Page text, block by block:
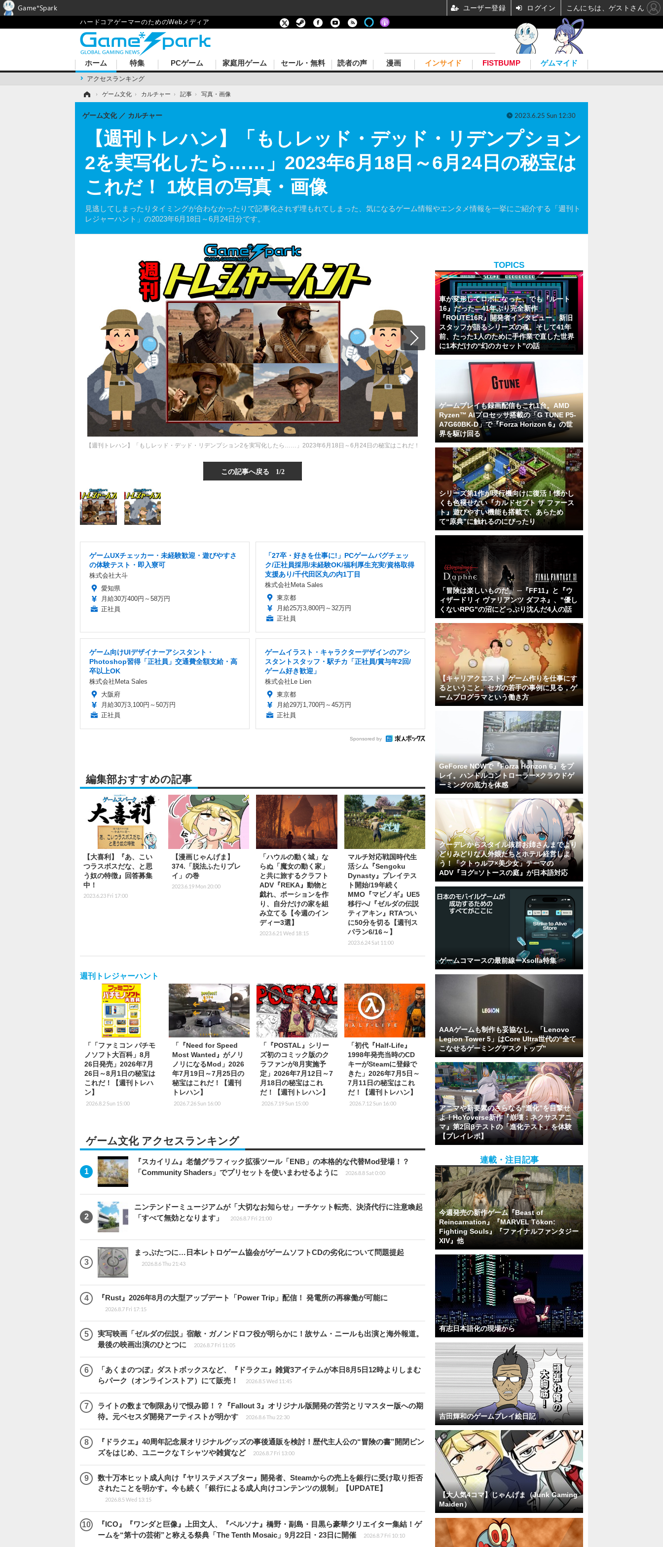
ハードコアゲーマーのためのWebメディア
ホーム
アクセスランキング
特集 PCゲーム 家庭用ゲーム セール・無料 読者の声 漫画 インサイド FISTBUMP ゲムマイド
› ゲーム文化 › カルチャー › 記事 › 写真・画像
【週刊トレハン】「もしレッド・デッド・リデンプション
2を実写化したら……」2023年6月18日～6月24日の秘宝は
これだ！ 1枚目の写真・画像
見逃してしまったりタイミングが合わなかったりで記事化されず埋もれてしまった、気になるゲーム情報やエンタメ情報を一挙にご紹介する「週刊ト
レジャーハント」の2023年6月18日～6月24日分です。
ゲーム文化 カルチャー 2023.6.25 Sun 12:30
【週刊トレハン】「もしレッド・デッド・リデンプション2を実写化したら……」2023年6月18日～6月24日の秘宝はこれだ！
この記事へ戻る 1/2
ゲームUXチェッカー・未経験歓迎・遊びやすさ
の体験テスト・即入寮可
株式会社大斗
愛知県
月給30万400円～58万円
正社員
「27卒・好きを仕事に!」PCゲームバグチェッ
ク/正社員採用/未経験OK/福利厚生充実/資格取得
支援あり/千代田区丸の内1丁目
株式会社Meta Sales
東京都
月給25万3,800円～32万円
正社員
ゲーム向けUIデザイナーアシスタント・
Photoshop習得「正社員」交通費全額支給・高
卒以上OK
株式会社Meta Sales
大阪府
月給30万3,100円～50万円
正社員
ゲームイラスト・キャラクターデザインのアシ
スタントスタッフ・駅チカ「正社員/賞与年2回/
ゲーム好き歓迎」
株式会社Le Lien
東京都
月給29万1,700円～45万円
正社員
Sponsored by
編集部おすすめの記事
【大喜利】『あ、こい
つラスボスだな、と思
う奴の特徴』回答募集
中！
2023.6.23 Fri 17:00
【漫画じゃんげま】
374.「脱法ふたりプレ
イ」の巻
2023.6.19 Mon 20:00
「ハウルの動く城」な
らぬ「魔女の動く家」
と共に旅するクラフト
ADV『REKA』動物と
戯れ、ポーションを作
り、自分だけの家を組
み立てる【今週のイン
ディー3選】
2023.6.21 Wed 18:15
マルチ対応戦国時代生
活シム『Sengoku
Dynasty』プレイテス
ト開始/19年続く
MMO『マビノギ』UE5
移行へ/『ゼルダの伝説
ティアキン』RTAつい
に50分を切る【週刊ス
パラン6/16～】
2023.6.24 Sat 11:00
週刊トレジャーハント
「「ファミコン パチモ
ノソフト大百科」8月
26日発売」2026年7月
26日～8月1日の秘宝は
これだ！【週刊トレハ
ン】
2026.8.2 Sun 15:00
「『Need for Speed
Most Wanted』がノリ
ノリになるMod」2026
年7月19日～7月25日の
秘宝はこれだ！【週刊
トレハン】
2026.7.26 Sun 16:00
「『POSTAL』シリー
ズ初のコミック版のク
ラファンが8月実施予
定」2026年7月12日～7
月18日の秘宝はこれ
だ！【週刊トレハン】
2026.7.19 Sun 15:00
「初代『Half-Life』
1998年発売当時のCD
キーがSteamに登録で
きた」2026年7月5日～
7月11日の秘宝はこれ
だ！【週刊トレハン】
2026.7.12 Sun 16:00
ゲーム文化 アクセスランキング
『スカイリム』老舗グラフィック拡張ツール「ENB」の本格的な代替Mod登場！？
「Community Shaders」でプリセットを使いまわせるように
2026.8.8 Sat 0:00
ニンテンドーミュージアムが「大切なお知らせ」ーチケット転売、決済代行に注意喚起
「すべて無効となります」
2026.8.7 Fri 21:00
まっぷたつに…日本レトロゲーム協会がゲームソフトCDの劣化について問題提起
2026.8.6 Thu 21:43
『Rust』2026年8月の大型アップデート「Power Trip」配信！ 発電所の再稼働が可能に
2026.8.7 Fri 17:15
実写映画「ゼルダの伝説」宿敵・ガノンドロフ役が明らかに！故サム・ニールも出演と海外報道。
最後の映画出演のひとつに
2026.8.7 Fri 11:05
「あくまのつぼ」ダストボックスなど、『ドラクエ』雑貨3アイテムが本日8月5日12時よりしまむ
らパーク（オンラインストア）にて販売！
2026.8.5 Wed 11:45
ライトの数まで制限ありで恨み節！？『Fallout 3』オリジナル版開発の苦労とリマスター版への期
待。元ベセスダ開発アーティストが明かす
2026.8.6 Thu 22:30
『ドラクエ』40周年記念展オリジナルグッズの事後通販を検討！歴代主人公の“冒険の書”開閉ピン
ズをはじめ、ユニークなＴシャツや雑貨など
2026.8.7 Fri 13:00
数十万本ヒット成人向け『ヤリステメスブター』開発者、Steamからの売上を銀行に受け取り拒否
されたことを明かす。今も続く「銀行による成人向けコンテンツの規制」【UPDATE】
2026.8.5 Wed 13:15
『ICO』『ワンダと巨像』上田文人、『ペルソナ』橋野・副島・目黒ら豪華クリエイター集結！ゲ
ームを“第十の芸術”と称える祭典「The Tenth Mosaic」9月22日・23日に開催
2026.8.7 Fri 10:10
TOPICS
車が変形してロボになった、でも『ルート
16』だった―41年ぶり完全新作
『ROUTE16R』開発者インタビュー。新旧
スタッフが語るシリーズの魂。そして41年
前、たった1人のために手作業で直した世界
に1本だけの“幻のカセット”の話
ゲームプレイも録画配信もこれ1台。AMD
Ryzen™ AIプロセッサ搭載の「G TUNE P5-
A7G60BK-D」で『Forza Horizon 6』の世
界を駆け回る
シリーズ第1作が現行機向けに復活！懐かし
くも色褪せない『カルドセプト ザ ファース
ト』遊びやすい機能も搭載で、あらため
て“原典”に触れるのにぴったり
「冒険は楽しいものだ」 ─『FF11』と『ウ
ィザードリィ ヴァリアンツ ダフネ』、"優し
くないRPG"の沼にどっぷり沈んだ4人の話
【キャリアクエスト】ゲーム作りを仕事にす
るということ。セガの若手の事例に見る，ゲ
ームプログラマという働き方
GeForce NOWで『Forza Horizon 6』をプ
レイ。ハンドルコントローラー×クラウドゲ
ーミングの底力を体感
クーデレからスタイル抜群お姉さんまでより
どりみどりな人外娘たちとホテル経営しよ
う！「クトゥルフ×美少女」テーマの
ADV『ヨグ=ソトースの庭』が日本語対応
ゲームコマースの最前線ーXsolla特集
AAAゲームも制作も妥協なし。「Lenovo
Legion Tower 5」はCore Ultra世代の“全て
こなせるゲーミングデスクトップ”
アニマや新要素のさらなる“進化”を目撃せ
よ！HoYoverse新作『崩壊：ネクサスアニ
マ』第2回βテストの「進化テスト」を体験
【プレイレポ】
連載・注目記事
今週発売の新作ゲーム『Beast of
Reincarnation』『MARVEL Tōkon:
Fighting Souls』『ファイナルファンタジー
XIV』他
有志日本語化の現場から
吉田輝和のゲームプレイ絵日記
【大人気4コマ】じゃんげま（Junk Gaming
Maiden）
Game*Spark ユーザー登録 ログイン こんにちは、ゲストさん